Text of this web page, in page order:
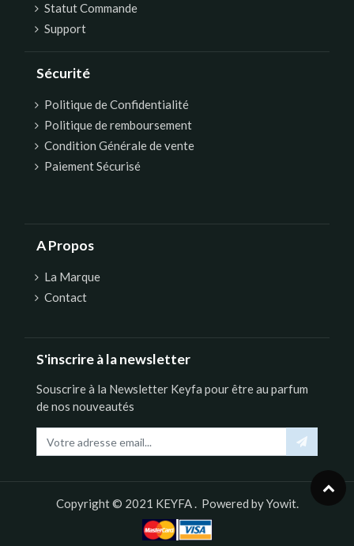
Statut Commande
Support
Sécurité
Politique de Confidentialité
Politique de remboursement
Condition Générale de vente
Paiement Sécurisé
A Propos
La Marque
Contact
S'inscrire à la newsletter
Souscrire à la Newsletter Keyfa pour être au parfum
de nos nouveautés
Copyright © 2021 KEYFA. Powered byYowit.